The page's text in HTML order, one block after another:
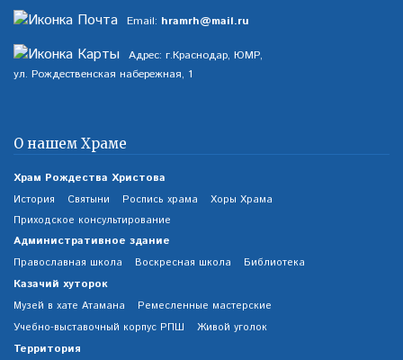
Email: hramrh@mail.ru
Адрес: г.Краснодар, ЮМР,
ул. Рождественская набережная, 1
О нашем Храме
Храм Рождества Христова
История Святыни Роспись храма
Хоры Храма
Приходское консультирование
Административное здание
Православная школа Воскресная школа Библиотека
Казачий хуторок
Музей в хате Атамана
Ремесленные мастерские
Учебно-выставочный корпус РПШ
Живой уголок
Территория